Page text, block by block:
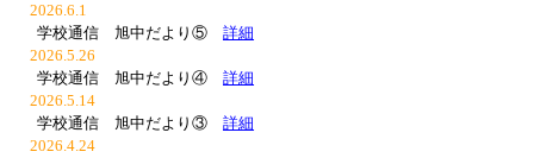
2026.6.1
学校通信 旭中だより⑤
詳細
2026.5.26
学校通信 旭中だより④
詳細
2026.5.14
学校通信 旭中だより③
詳細
2026.4.24